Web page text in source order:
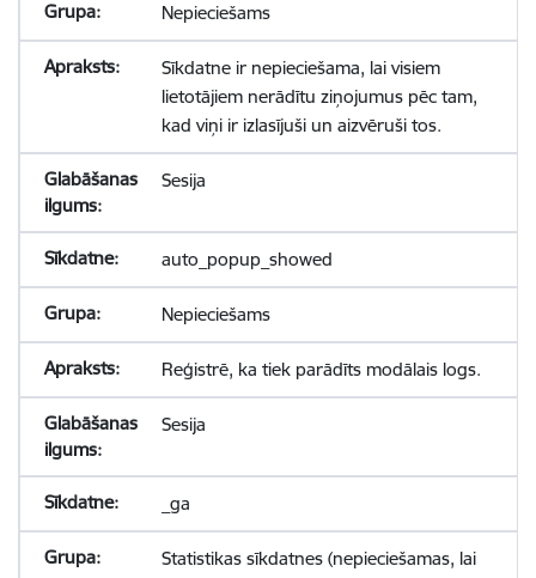
Nepieciešams
Sīkdatne ir nepieciešama, lai visiem
lietotājiem nerādītu ziņojumus pēc tam,
kad viņi ir izlasījuši un aizvēruši tos.
Sesija
auto_popup_showed
Nepieciešams
Reģistrē, ka tiek parādīts modālais logs.
Sesija
_ga
Statistikas sīkdatnes (nepieciešamas, lai